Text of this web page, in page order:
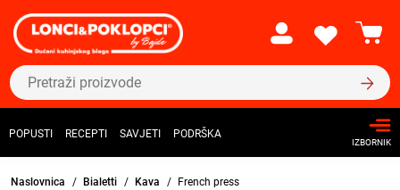
POPUSTI RECEPTI SAVJETI PODRŠKA
IZBORNIK
Naslovnica Bialetti Kava French press